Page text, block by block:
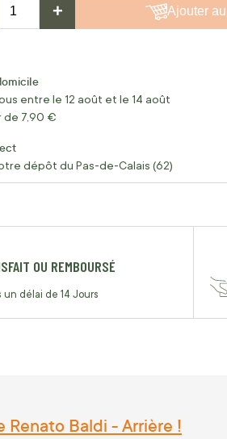
+ Ajouter
entre le 12 août et le 14 août
de 7,90 €
dépôt du Pas-de-Calais (62)
OU REMBOURSÉ
un délai de 14 Jours
Renato Baldi - Arrière !